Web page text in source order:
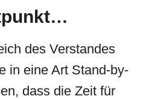
des Verstandes
in eine Art Stand-by-
dass die Zeit für